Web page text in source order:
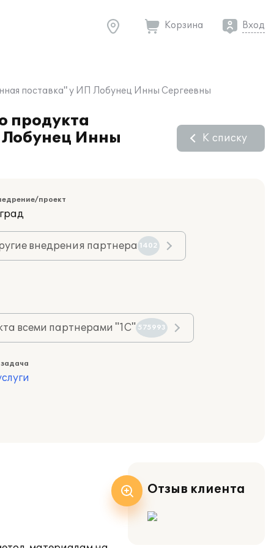
Корзина Вход
поставка" у ИП Лобунец Инны Сергеевны
продукта
Лобунец Инны
К списку
проект
внедрения партнера 1402
всеми партнерами "1С" 575993
Отзыв клиента